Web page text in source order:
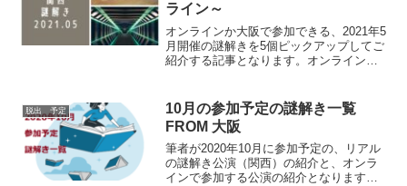
ライン～
オンラインか大阪で参加できる、2021年5
月開催の謎解きを5個ピックアップしてご
紹介する記事となります。オンライン公
（コロナによりイベントが中止になる場
合がありますので最新情報は公式ページ
を確認ください）
脱出 予定
10月の参加予定の謎解き一覧
FROM 大阪
筆者が2020年10月に参加予定の、リアル
の謎解き公演（関西）の紹介と、オンラ
インで参加する公演の紹介となります。